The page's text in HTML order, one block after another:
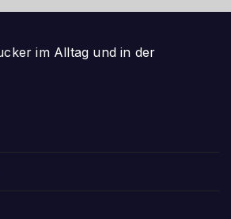
im Alltag und in der